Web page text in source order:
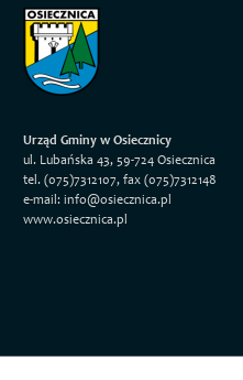
Urząd Gminy w Osiecznicy
ul. Lubańska 43, 59-724 Osiecznica
tel. (075)7312107, fax (075)7312148
e-mail: info@osiecznica.pl
www.osiecznica.pl